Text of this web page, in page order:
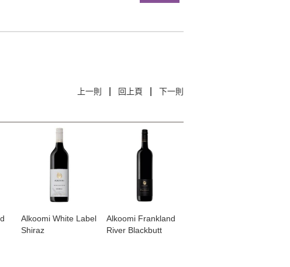
上一則 回上頁 下一則
​Alkoomi White Label
Shiraz
​Alkoomi Frankland
River Blackbutt